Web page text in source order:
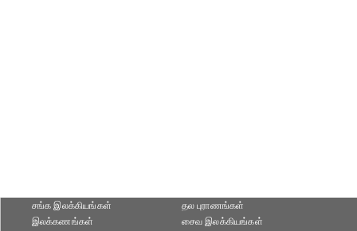
சங்க இலக்கியங்கள்
இலக்கணங்கள்
தல புராணங்கள்
சைவ இலக்கியங்கள்